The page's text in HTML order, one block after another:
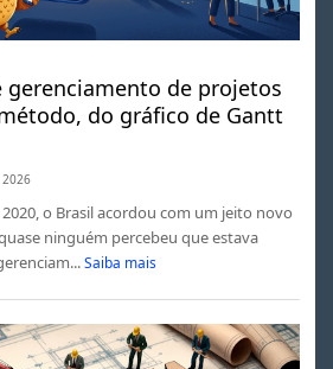
gerenciamento de projetos
do gráfico de Gantt
o Brasil acordou com um jeito novo
ninguém percebeu que estava
Saiba mais